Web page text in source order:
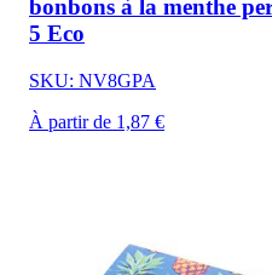
bonbons à la menthe
5 Eco
SKU: NV8GPA
À partir de 1,87 €